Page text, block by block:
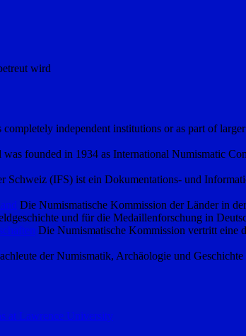
wird
independent institutions or as part of
founded in 1934 as International Numismatic
Schweiz (IFS) ist ein Dokumentations- und
Die Numismatische Kommission der Länder in
und für die Medaillenforschung in
Die Numismatische Kommission vertritt eine
der Numismatik, Archäologie und
at Lawrence University